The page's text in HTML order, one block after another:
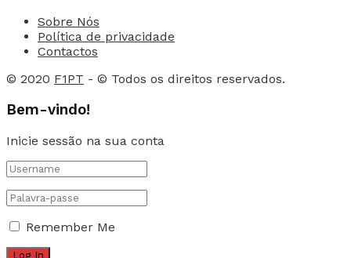
Sobre Nós
Política de privacidade
Contactos
© 2020 F1PT - © Todos os direitos reservados.
Bem-vindo!
Inicie sessão na sua conta
Remember Me